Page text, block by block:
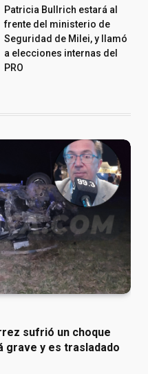
Patricia Bullrich estará al
frente del ministerio de
Seguridad de Milei, y llamó
a elecciones internas del
PRO
sufrió un choque
grave y es trasladado